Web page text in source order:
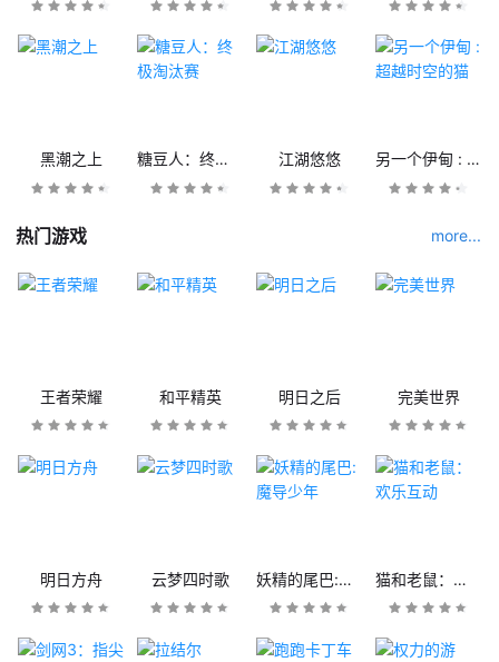
黑潮之上 糖豆人：终极淘汰赛 江湖悠悠 另一个伊甸 : 超越时空的猫
热门游戏 more...
王者荣耀 和平精英 明日之后 完美世界
明日方舟 云梦四时歌 妖精的尾巴:魔导少年 猫和老鼠：欢乐互动